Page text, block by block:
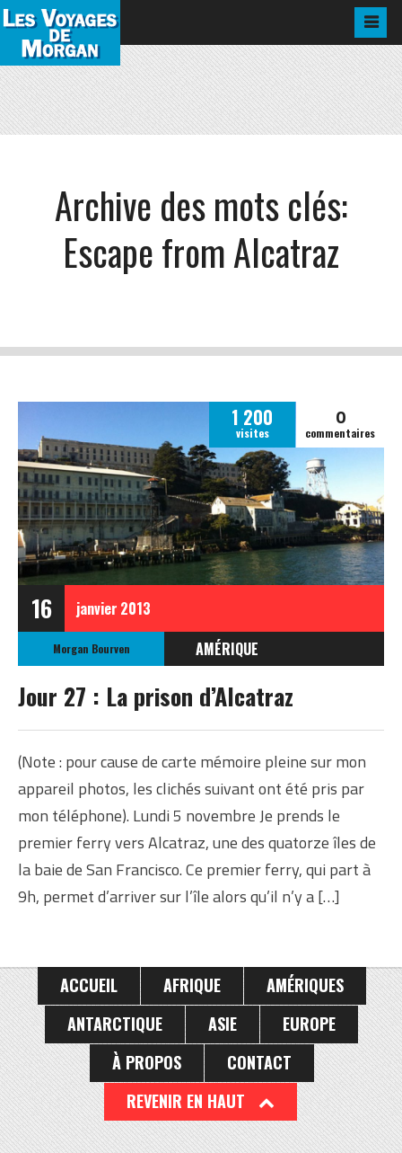
Archive des mots clés:
Escape from Alcatraz
16 janvier 2013
1 200
visites
0
commentaires
Morgan Bourven
AMÉRIQUE
ÉTATS-UNIS
Jour 27 : La prison d’Alcatraz
(Note : pour cause de carte mémoire pleine sur mon
appareil photos, les clichés suivant ont été pris par
mon téléphone). Lundi 5 novembre Je prends le
premier ferry vers Alcatraz, une des quatorze îles de
la baie de San Francisco. Ce premier ferry, qui part à
9h, permet d’arriver sur l’île alors qu’il n’y a […]
ACCUEIL AFRIQUE
AMÉRIQUES
ANTARCTIQUE
ASIE
EUROPE
À PROPOS
CONTACT
REVENIR EN HAUT